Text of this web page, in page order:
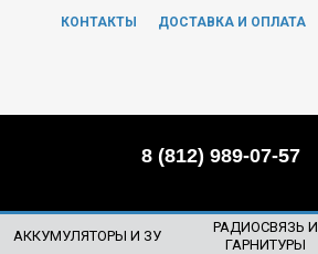
КОНТАКТЫ ДОСТАВКА И ОПЛАТА
8 (812) 989-07-57
АККУМУЛЯТОРЫ И ЗУ
РАДИОСВЯЗЬ И
ГАРНИТУРЫ
ЧТО БУДЕМ ИСКАТЬ?